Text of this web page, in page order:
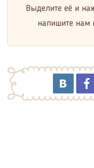
Выделите её и
напишите нам